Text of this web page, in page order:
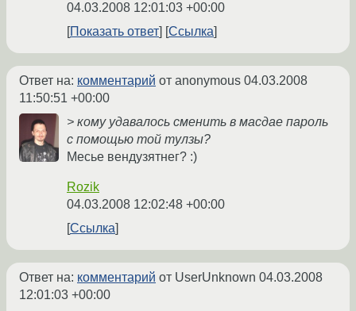
04.03.2008 12:01:03 +00:00
Показать ответ
Ссылка
Ответ на: комментарий от anonymous 04.03.2008
11:50:51 +00:00
> кому удавалось сменить в масдае пароль
с помощью той тулзы?
Месье вендузятнег? :)
Rozik
04.03.2008 12:02:48 +00:00
Ссылка
Ответ на: комментарий от UserUnknown 04.03.2008
12:01:03 +00:00